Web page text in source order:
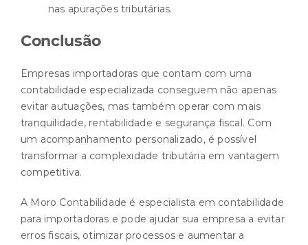
nas apurações tributárias.
Conclusão
Empresas importadoras que contam com uma
contabilidade especializada conseguem não apenas
evitar autuações, mas também operar com mais
tranquilidade, rentabilidade e segurança fiscal. Com
um acompanhamento personalizado, é possível
transformar a complexidade tributária em vantagem
competitiva.
A Moro Contabilidade é especialista em contabilidade
para importadoras e pode ajudar sua empresa a evitar
erros fiscais, otimizar processos e aumentar a